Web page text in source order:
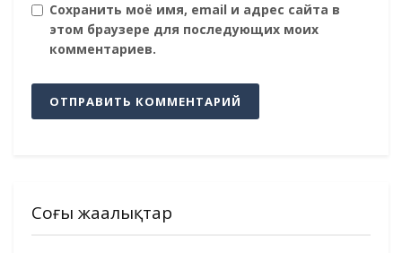
Сохранить моё имя, email и адрес сайта в
этом браузере для последующих моих
комментариев.
Соңғы жаңалықтар